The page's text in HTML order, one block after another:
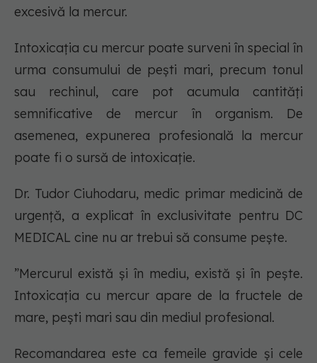
excesivă la mercur.
Intoxicația cu mercur poate surveni în special în
urma consumului de pești mari, precum tonul
sau rechinul, care pot acumula cantități
semnificative de mercur în organism. De
asemenea, expunerea profesională la mercur
poate fi o sursă de intoxicație.
Dr. Tudor Ciuhodaru, medic primar medicină de
urgență, a explicat în exclusivitate pentru DC
MEDICAL cine nu ar trebui să consume pește.
”Mercurul există și în mediu, există și în pește.
Intoxicația cu mercur apare de la fructele de
mare, pești mari sau din mediul profesional.
Recomandarea este ca femeile gravide și cele